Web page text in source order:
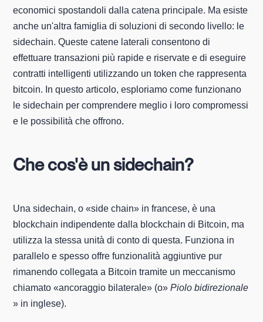
economici spostandoli dalla catena principale. Ma esiste
anche un'altra famiglia di soluzioni di secondo livello: le
sidechain. Queste catene laterali consentono di
effettuare transazioni più rapide e riservate e di eseguire
contratti intelligenti utilizzando un token che rappresenta
bitcoin. In questo articolo, esploriamo come funzionano
le sidechain per comprendere meglio i loro compromessi
e le possibilità che offrono.
Che cos'è un sidechain?
Una sidechain, o «side chain» in francese, è una
blockchain indipendente dalla blockchain di Bitcoin, ma
utilizza la stessa unità di conto di questa. Funziona in
parallelo e spesso offre funzionalità aggiuntive pur
rimanendo collegata a Bitcoin tramite un meccanismo
chiamato «ancoraggio bilaterale» (o»Piolo bidirezionale
» in inglese).